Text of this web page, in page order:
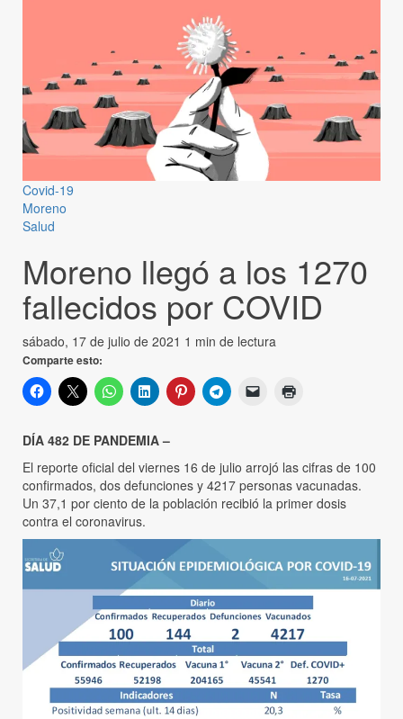
Covid-19
Moreno
Salud
Moreno llegó a los 1270
fallecidos por COVID
sábado, 17 de julio de 2021 1 min de lectura
Comparte esto:
DÍA 482 DE PANDEMIA –
El reporte oficial del viernes 16 de julio arrojó las cifras de 100
confirmados, dos defunciones y 4217 personas vacunadas.
Un 37,1 por ciento de la población recibió la primer dosis
contra el coronavirus.